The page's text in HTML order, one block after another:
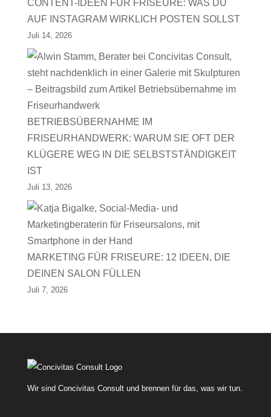
CONTENT-IDEEN FÜR FRISEURE: WAS DU
AUF INSTAGRAM WIRKLICH POSTEN SOLLST
Juli 14, 2026
BETRIEBSÜBERNAHME IM
FRISEURHANDWERK: WARUM SIE OFT DER
KLÜGERE WEG IN DIE SELBSTSTÄNDIGKEIT
IST
Juli 13, 2026
MARKETING FÜR FRISEURE: 12 IDEEN, DIE
DEINEN SALON FÜLLEN
Juli 7, 2026
Wir sind Concivitas Consult und brennen für das, was wir tun.